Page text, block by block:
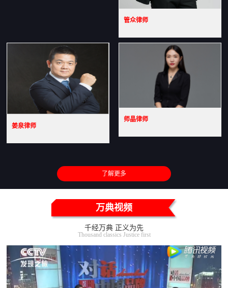
管众律师
姜泉律师
师晶律师
了解更多
万典视频
千经万典 正义为先
Thousand classics Justice first